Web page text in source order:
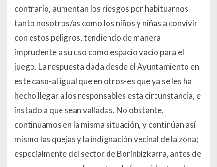
contrario, aumentan los riesgos por habituarnos
tanto nosotros/as como los niños y niñas a convivir
con estos peligros, tendiendo de manera
imprudente a su uso como espacio vacio para el
juego. La respuesta dada desde el Ayuntamiento en
este caso-al igual que en otros-es que ya se les ha
hecho llegar a los responsables esta circunstancia, e
instado a que sean valladas. No obstante,
continuamos en la misma situación, y continúan así
mismo las quejas y la indignación vecinal de la zona;
especialmente del sector de Borinbizkarra, antes de